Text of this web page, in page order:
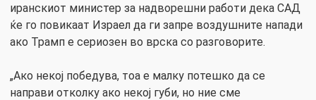
иранскиот министер за надворешни работи дека САД
ќе го повикаат Израел да ги запре воздушните напади
ако Трамп е сериозен во врска со разговорите.
„Ако некој победува, тоа е малку потешко да се
направи отколку ако некој губи, но ние сме